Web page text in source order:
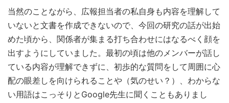
当然のことながら、広報担当者の私自身も内容を理解して
いないと文書を作成できないので、今回の研究の話が出始
めた頃から、関係者が集まる打ち合わせにはなるべく顔を
出すようにしていました。最初の頃は他のメンバーが話し
ている内容が理解できずに、初歩的な質問をして周囲に心
配の眼差しを向けられることや（気のせい？）、わからな
い用語はこっそりとGoogle先生に聞くこともありまし